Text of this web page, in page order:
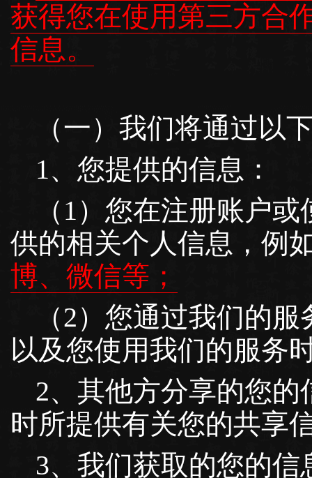
获得您在使用第三方合
信息。
（一）我们将通过以
1、您提供的信息：
（1）您在注册账户
供的相关个人信息，例
博、微信等；
（2）您通过我们的
以及您使用我们的服务
2、其他方分享的您
时所提供有关您的共享
3、我们获取的您的